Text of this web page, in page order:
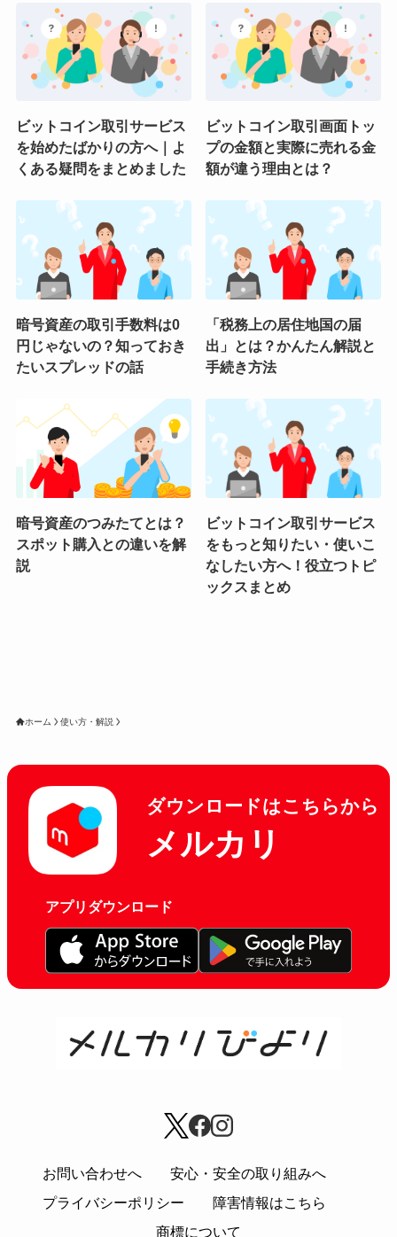
ビットコイン取引サービス
を始めたばかりの方へ｜よ
くある疑問をまとめました
ビットコイン取引画面トッ
プの金額と実際に売れる金
額が違う理由とは？
暗号資産の取引手数料は0
円じゃないの？知っておき
たいスプレッドの話
「税務上の居住地国の届
出」とは？かんたん解説と
手続き方法
暗号資産のつみたてとは？
スポット購入との違いを解
説
ビットコイン取引サービス
をもっと知りたい・使いこ
なしたい方へ！役立つトピ
ックスまとめ
ホーム 使い方・解説
ダウンロードはこちらから
メルカリ
アプリダウンロード
お問い合わせへ
安心・安全の取り組みへ
プライバシーポリシー
障害情報はこちら
商標について